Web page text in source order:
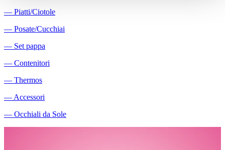
― Piatti/Ciotole
― Posate/Cucchiai
― Set pappa
― Contenitori
― Thermos
― Accessori
― Occhiali da Sole